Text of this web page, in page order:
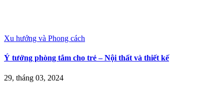
Xu hướng và Phong cách
Ý tưởng phòng tắm cho trẻ – Nội thất và thiết kế
29, tháng 03, 2024